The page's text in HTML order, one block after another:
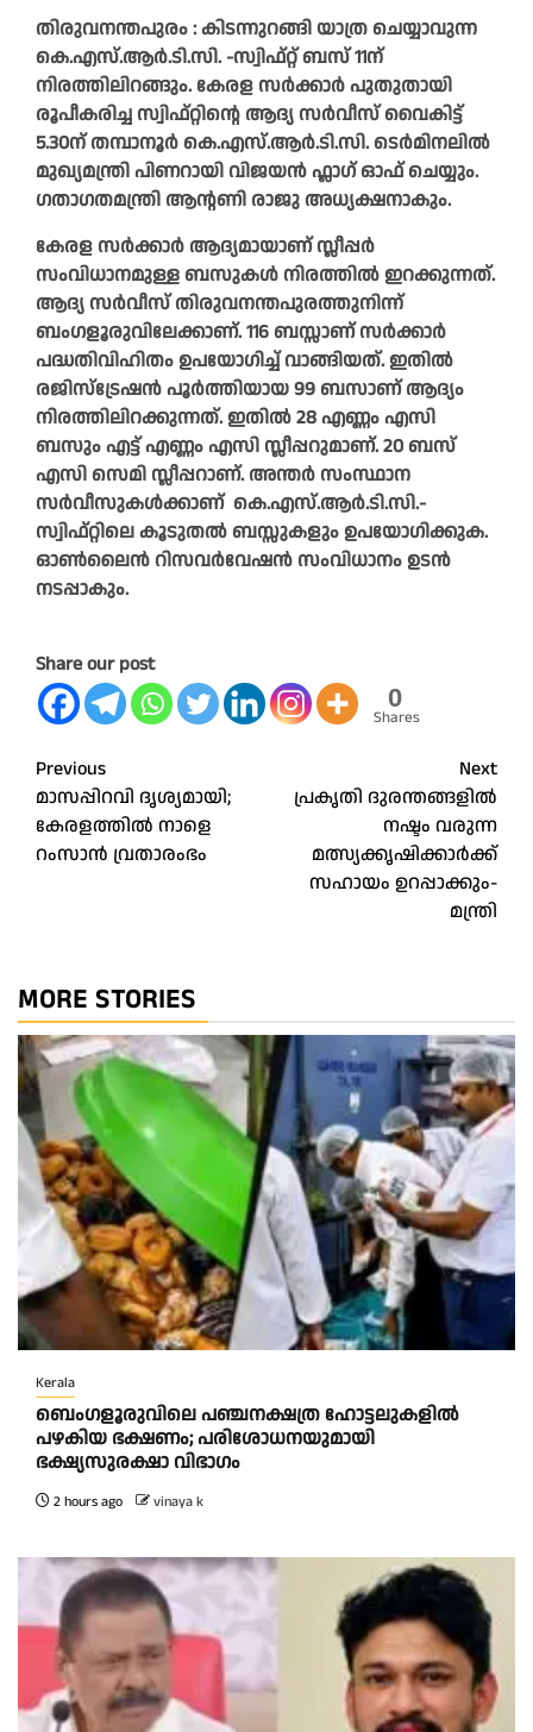
തിരുവനന്തപുരം : കിടന്നുറങ്ങി യാത്ര ചെയ്യാവുന്ന
കെ.എസ്.ആർ.ടി.സി. -സ്വിഫ്റ്റ്‌ ബസ്‌ 11ന്
നിരത്തിലിറങ്ങും. കേരള സർക്കാർ പുതുതായി
രൂപീകരിച്ച സ്വിഫ്റ്റിന്റെ ആദ്യ സർവീസ്‌ വൈകിട്ട്‌
5.30ന് തമ്പാനൂർ കെ.എസ്.ആർ.ടി.സി. ടെർമിനലിൽ
മുഖ്യമന്ത്രി പിണറായി വിജയൻ ഫ്ലാ​ഗ് ഓഫ് ചെയ്യും.
ഗതാ​ഗതമന്ത്രി ആന്റണി രാജു അധ്യക്ഷനാകും.
കേരള സർക്കാർ ആദ്യമായാണ് സ്ലീപ്പർ
സംവിധാനമുള്ള ബസുകൾ നിരത്തിൽ ഇറക്കുന്നത്.
ആദ്യ സർവീസ് തിരുവനന്തപുരത്തുനിന്ന്‌
ബംഗളൂരുവിലേക്കാണ്. 116 ബസ്സാണ്‌ സർക്കാർ
പദ്ധതിവിഹിതം ഉപയോഗിച്ച്‌ വാങ്ങിയത്‌. ഇതിൽ
രജിസ്‌ട്രേഷൻ പൂർത്തിയായ 99 ബസാണ്‌ ആദ്യം
നിരത്തിലിറക്കുന്നത്‌. ഇതിൽ 28 എണ്ണം എസി
ബസും എട്ട്‌ എണ്ണം എസി സ്ലീപ്പറുമാണ്‌. 20 ബസ്‌
എസി സെമി സ്ലീപ്പറാണ്. അന്തർ സംസ്ഥാന
സർവീസുകൾക്കാണ് കെ.എസ്.ആർ.ടി.സി.-
സ്വിഫ്റ്റിലെ കൂടുതൽ ബസ്സുകളും ഉപയോ​ഗിക്കുക.
ഓൺലൈൻ റിസവർവേഷൻ സംവിധാനം ഉടൻ
നടപ്പാകും.
Share our post
0
Shares
Post
navigation
Previous
മാസപ്പിറവി ദൃശ്യമായി;
കേരളത്തില്‍ നാളെ
റംസാന്‍ വ്രതാരംഭം
Next
പ്രകൃതി ദുരന്തങ്ങളിൽ
നഷ്ടം വരുന്ന
മത്സ്യക്കൃഷിക്കാർക്ക്
സഹായം ഉറപ്പാക്കും-
മന്ത്രി
MORE STORIES
Kerala
ബെംഗളൂരുവിലെ പഞ്ചനക്ഷത്ര ഹോട്ടലുകളിൽ
പഴകിയ ഭക്ഷണം; പരിശോധനയുമായി
ഭക്ഷ്യസുരക്ഷാ വിഭാഗം
2 hours ago vinaya k